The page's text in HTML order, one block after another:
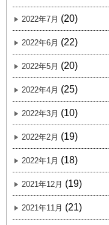
2022年7月 (20)
2022年6月 (22)
2022年5月 (20)
2022年4月 (25)
2022年3月 (10)
2022年2月 (19)
2022年1月 (18)
2021年12月 (19)
2021年11月 (21)